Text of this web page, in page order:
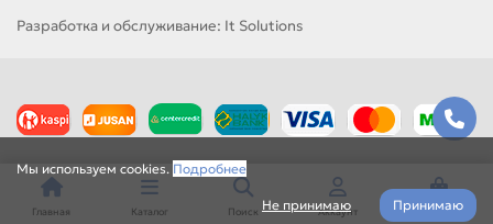
Мы используем cookies. Подробнее
Не принимаю Принимаю
Разработка и обслуживание: It Solutions
Главная Каталог Поиск Аккаунт Корзина